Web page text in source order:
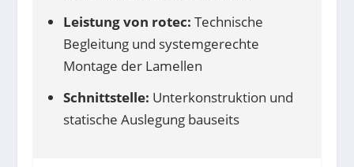
Leistung von rotec: Technische
Begleitung und systemgerechte
Montage der Lamellen
Schnittstelle: Unterkonstruktion und
statische Auslegung bauseits